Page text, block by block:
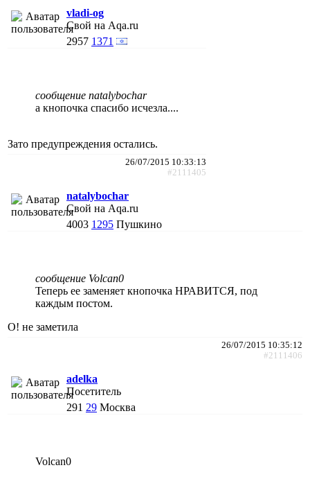
vladi-og
Свой на Aqa.ru
2957 1371
сообщение natalybochar
а кнопочка спасибо исчезла....
Зато предупреждения остались.
26/07/2015 10:33:13
#2111405
natalybochar
Свой на Aqa.ru
4003 1295 Пушкино
сообщение Volcan0
Теперь ее заменяет кнопочка НРАВИТСЯ, под
каждым постом.
О! не заметила
26/07/2015 10:35:12
#2111406
adelka
Посетитель
291 29 Москва
Volcan0